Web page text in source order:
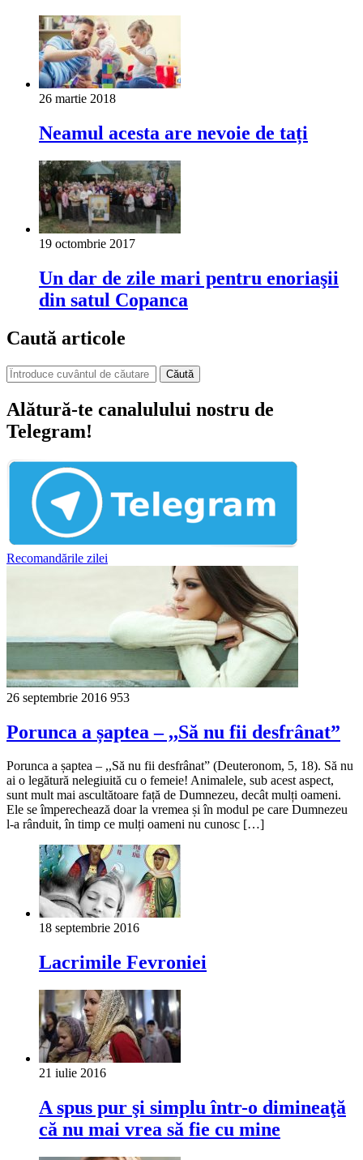
26 martie 2018
Neamul acesta are nevoie de tați
19 octombrie 2017
Un dar de zile mari pentru enoriaşii
din satul Copanca
Caută articole
Căută
Alătură-te canalulului nostru de
Telegram!
Recomandările zilei
26 septembrie 2016 953
Porunca a șaptea – ,,Să nu fii desfrânat”
Porunca a șaptea – ,,Să nu fii desfrânat” (Deuteronom, 5, 18). Să nu
ai o legătură nelegiuită cu o femeie! Animalele, sub acest aspect,
sunt mult mai ascultătoare față de Dumnezeu, decât mulți oameni.
Ele se împerechează doar la vremea și în modul pe care Dumnezeu
l-a rânduit, în timp ce mulți oameni nu cunosc […]
18 septembrie 2016
Lacrimile Fevroniei
21 iulie 2016
A spus pur şi simplu într-o dimineaţă
că nu mai vrea să fie cu mine